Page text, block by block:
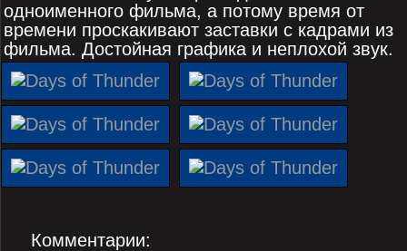
одноименного фильма, а потому время от
времени проскакивают заставки с кадрами из
фильма. Достойная графика и неплохой звук.
Комментарии: